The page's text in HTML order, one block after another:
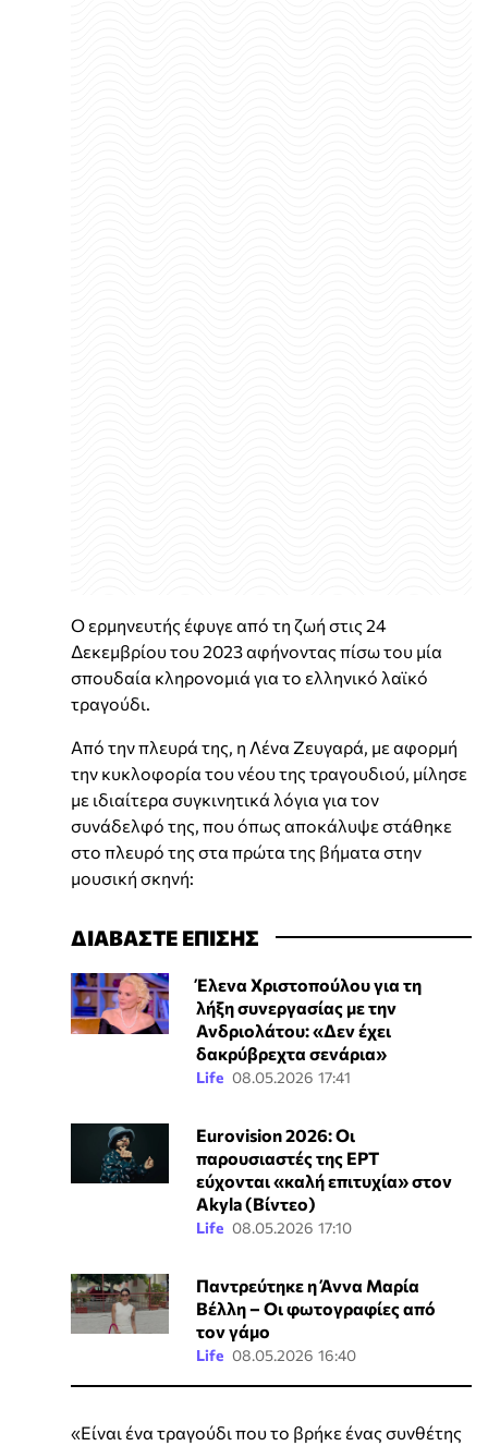
Ο ερμηνευτής έφυγε από τη ζωή στις 24
Δεκεμβρίου του 2023 αφήνοντας πίσω του μία
σπουδαία κληρονομιά για το ελληνικό λαϊκό
τραγούδι.
Από την πλευρά της, η Λένα Ζευγαρά, με αφορμή
την κυκλοφορία του νέου της τραγουδιού, μίλησε
με ιδιαίτερα συγκινητικά λόγια για τον
συνάδελφό της, που όπως αποκάλυψε στάθηκε
στο πλευρό της στα πρώτα της βήματα στην
μουσική σκηνή:
ΔΙΑΒΑΣΤΕ ΕΠΙΣΗΣ
Έλενα Χριστοπούλου για τη
λήξη συνεργασίας με την
Ανδριολάτου: «Δεν έχει
δακρύβρεχτα σενάρια»
Life 08.05.2026 17:41
Eurovision 2026: Οι
παρουσιαστές της ΕΡΤ
εύχονται «καλή επιτυχία» στον
Akyla (Βίντεο)
Life 08.05.2026 17:10
Παντρεύτηκε η Άννα Μαρία
Βέλλη – Οι φωτογραφίες από
τον γάμο
Life 08.05.2026 16:40
«Είναι ένα τραγούδι που το βρήκε ένας συνθέτης